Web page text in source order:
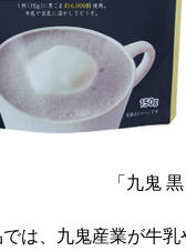
「九鬼
は、九鬼産業が牛